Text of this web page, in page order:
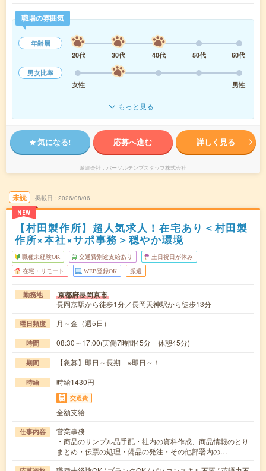
職場の雰囲気
年齢層
20代
30代 40代 50代
60代
男女比率
女性
男性
もっと見る
気になる! 応募へ進む 詳しく見る
派遣会社 パーソルテンプスタッフ株式会社
未読
NEW
掲載日 2026/08/06
【村田製作所】超人気求人！在宅あり＜村田製
作所×本社×サポ事務＞穏やか環境
職種未経験OK 交通費別途支給あり 土日祝日が休み
在宅・リモート WEB登録OK 派遣
勤務地 京都府長岡京市
長岡京駅から徒歩1分／長岡天神駅から徒歩13分
曜日頻度 月～金（週5日）
時間 08:30～17:00(実働7時間45分 休憩45分)
期間 【急募】即日～長期 ※即日～！
時給 時給1430円
交通費
全額支給
仕事内容
営業事務
・商品のサンプル品手配・社内の資料作成、商品情報のとり
まとめ・伝票の処理・備品の発注・その他部署内の…